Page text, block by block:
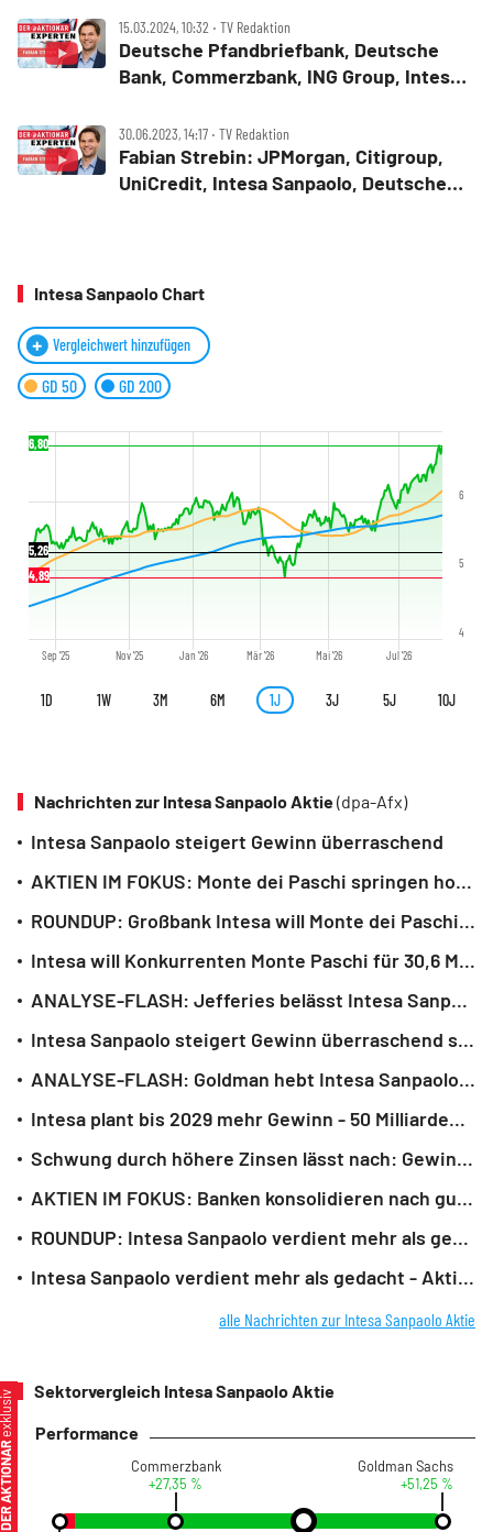
15.03.2024, 10:32 ‧ TV Redaktion
Deutsche Pfandbriefbank, Deutsche
Bank, Commerzbank, ING Group, Intesa
30.06.2023, 14:17 ‧ TV Redaktion
Fabian Strebin: JPMorgan, Citigroup,
UniCredit, Intesa Sanpaolo, Deutsche
Intesa Sanpaolo Chart
Vergleichwert hinzufügen
GD 50 GD 200
Sep '25 Nov '25 Jan '26 Mär '26 Mai '26 Jul '26
4
5
6
5,26
4,89
6,80
1D 1W 3M 6M 1J 3J 5J 10J
Nachrichten zur Intesa Sanpaolo Aktie(dpa-Afx)
Intesa Sanpaolo steigert Gewinn überraschend
AKTIEN IM FOKUS: Monte dei Paschi springen hoch - Bieterkampf bahnt sich an
ROUNDUP: Großbank Intesa will Monte dei Paschi für gut 30 Milliarden Euro kaufen
Intesa will Konkurrenten Monte Paschi für 30,6 Milliarden Euro übernehmen
ANALYSE-FLASH: Jefferies belässt Intesa Sanpaolo auf 'Buy' - Ziel 7,20 Euro
Intesa Sanpaolo steigert Gewinn überraschend stark
ANALYSE-FLASH: Goldman hebt Intesa Sanpaolo auf 'Buy' - Ziel 6,90 Euro
Intesa plant bis 2029 mehr Gewinn - 50 Milliarden für Dividenden und Rückkäufe
Schwung durch höhere Zinsen lässt nach: Gewinn von Intesa Sanpaolo sinkt
AKTIEN IM FOKUS: Banken konsolidieren nach gutem Lauf europaweit
ROUNDUP: Intesa Sanpaolo verdient mehr als gedacht - Aktie auf 18-Jahres-Hoch
Intesa Sanpaolo verdient mehr als gedacht - Aktie legt zu
alle Nachrichten zur Intesa Sanpaolo Aktie
Sektorvergleich Intesa Sanpaolo Aktie
Performance
Commerzbank
+27,35 %
Goldman Sachs
+51,25 %